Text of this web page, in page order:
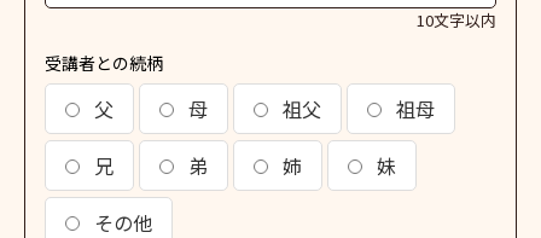
10文字以内
受講者との続柄
父 母 祖父
祖母
兄
弟 姉
妹
その他